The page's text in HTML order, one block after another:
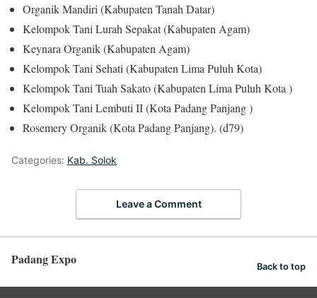
Organik Mandiri (Kabupaten Tanah Datar)
Kelompok Tani Lurah Sepakat (Kabupaten Agam)
Keynara Organik (Kabupaten Agam)
Kelompok Tani Sehati (Kabupaten Lima Puluh Kota)
Kelompok Tani Tuah Sakato (Kabupaten Lima Puluh Kota )
Kelompok Tani Lembuti II (Kota Padang Panjang )
Rosemery Organik (Kota Padang Panjang). (d79)
Categories: Kab. Solok
Leave a Comment
Padang Expo Back to top